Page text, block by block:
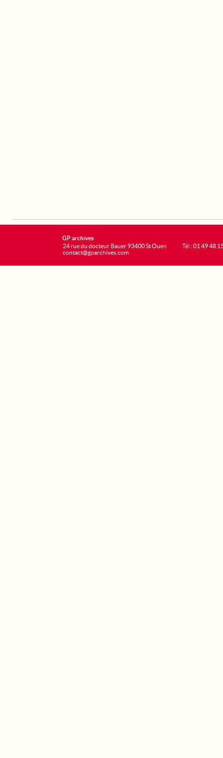
GP archives
24 rue du docteur Bauer 93400 St Ouen
contact@gparchives.com
Tél : 01 49 48